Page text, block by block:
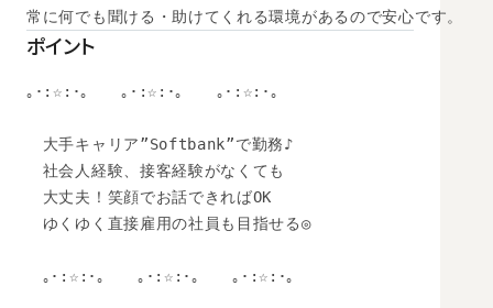
常に何でも聞ける・助けてくれる環境があるので安心です。
ポイント
｡･:☆:･｡　　｡･:☆:･｡　　｡･:☆:･｡
大手キャリア”Softbank”で勤務♪
社会人経験、接客経験がなくても
大丈夫！笑顔でお話できればOK
ゆくゆく直接雇用の社員も目指せる◎
｡･:☆:･｡　　｡･:☆:･｡　　｡･:☆:･｡